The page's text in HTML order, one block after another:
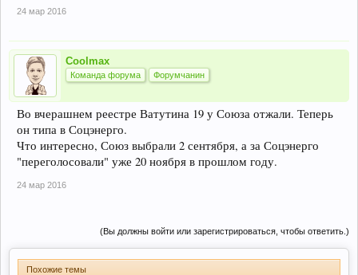
24 мар 2016
Coolmax
Команда форума Форумчанин
Во вчерашнем реестре Ватутина 19 у Союза отжали. Теперь
он типа в Соцэнерго.
Что интересно, Союз выбрали 2 сентября, а за Соцэнерго
"переголосовали" уже 20 ноября в прошлом году.
24 мар 2016
(Вы должны войти или зарегистрироваться, чтобы ответить.)
Похожие темы